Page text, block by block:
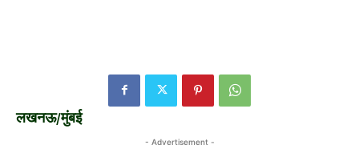
लखनऊ/मुंबई
- Advertisement -